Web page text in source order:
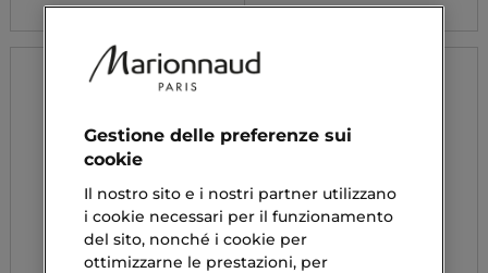
Gestione delle preferenze sui
cookie
Il nostro sito e i nostri partner utilizzano
i cookie necessari per il funzionamento
del sito, nonché i cookie per
ottimizzarne le prestazioni, per